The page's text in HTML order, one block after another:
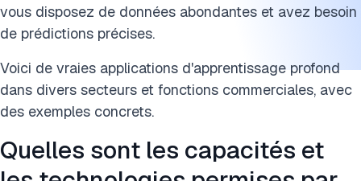
vous disposez de données abondantes et avez besoin
de prédictions précises.
Voici de vraies applications d'apprentissage profond
dans divers secteurs et fonctions commerciales, avec
des exemples concrets.
Quelles sont les capacités et